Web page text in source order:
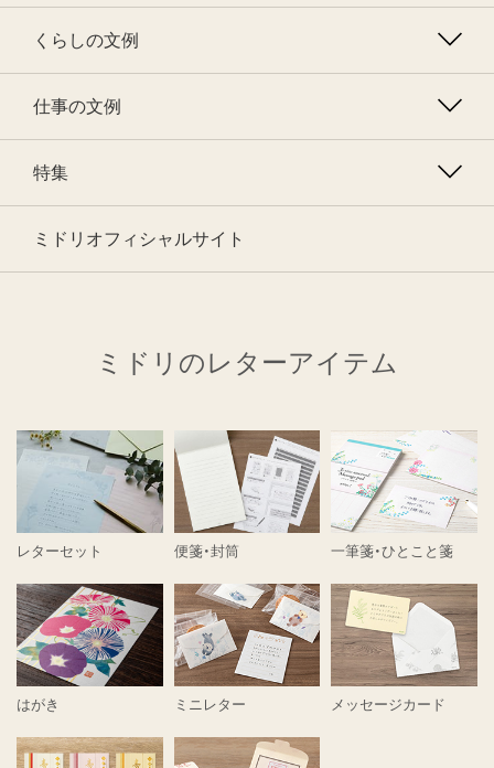
くらしの文例
仕事の文例
特集
ミドリオフィシャルサイト
ミドリのレターアイテム
レターセット 便箋・封筒 一筆箋・ひとこと箋
はがき ミニレター メッセージカード